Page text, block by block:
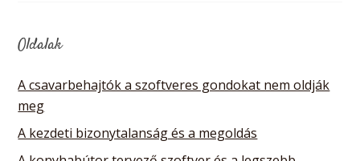
Oldalak
A csavarbehajtók a szoftveres gondokat nem oldják
meg
A kezdeti bizonytalanság és a megoldás